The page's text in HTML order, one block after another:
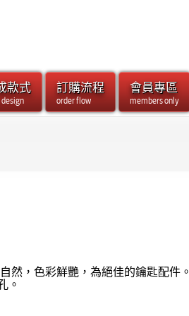
款式 訂購流程
order flow
會員專區
members only
然，色彩鮮艷，為絕佳的鑰匙配件。
。